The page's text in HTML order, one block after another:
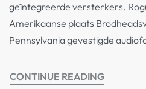
geïntegreerde versterkers.
Amerikaanse plaats
Pennsylvania gevestigde
CONTINUE READING